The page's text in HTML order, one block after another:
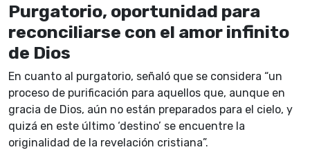
Purgatorio, oportunidad para
reconciliarse con el amor infinito
de Dios
En cuanto al purgatorio, señaló que se considera “un
proceso de purificación para aquellos que, aunque en
gracia de Dios, aún no están preparados para el cielo, y
quizá en este último ‘destino’ se encuentre la
originalidad de la revelación cristiana”.